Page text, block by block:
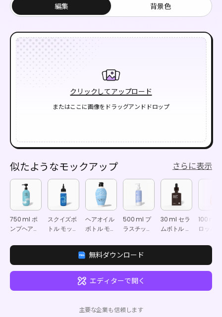
クリックしてアップロード
またはここに画像をドラッグアンドドロップ
編集 背景色
似たようなモックアップ さらに表示
750 ml ポ
ンプヘアオ
モックアッ
スクイズボ
トル モック
ヘアオイル
ボトル モッ
500 ml プ
ラスチック
ボトル モッ
クアップ
30 ml セラ
ムボトル モ
100 ml
ロッパ
アップ
無料ダウンロード
エディターで開く
主要な企業も信頼します